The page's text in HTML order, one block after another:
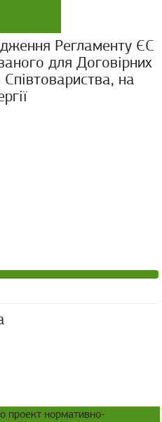
Регламенту ЄС
для Договірних
на
проект нормативно-